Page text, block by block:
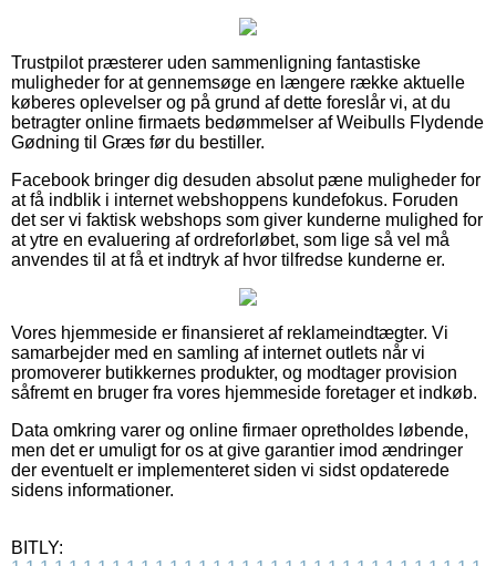
Trustpilot præsterer uden sammenligning fantastiske
muligheder for at gennemsøge en længere række aktuelle
køberes oplevelser og på grund af dette foreslår vi, at du
betragter online firmaets bedømmelser af Weibulls Flydende
Gødning til Græs før du bestiller.
Facebook bringer dig desuden absolut pæne muligheder for
at få indblik i internet webshoppens kundefokus. Foruden
det ser vi faktisk webshops som giver kunderne mulighed for
at ytre en evaluering af ordreforløbet, som lige så vel må
anvendes til at få et indtryk af hvor tilfredse kunderne er.
Vores hjemmeside er finansieret af reklameindtægter. Vi
samarbejder med en samling af internet outlets når vi
promoverer butikkernes produkter, og modtager provision
såfremt en bruger fra vores hjemmeside foretager et indkøb.
Data omkring varer og online firmaer opretholdes løbende,
men det er umuligt for os at give garantier imod ændringer
der eventuelt er implementeret siden vi sidst opdaterede
sidens informationer.
BITLY: